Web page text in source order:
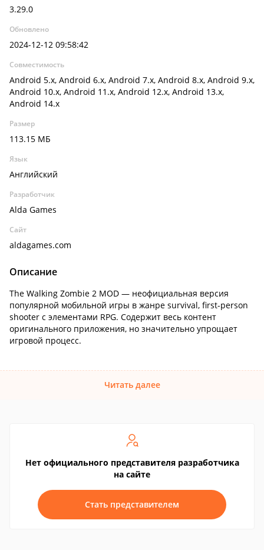
3.29.0
Обновлено
2024-12-12 09:58:42
Совместимость
Android 5.x, Android 6.x, Android 7.x, Android 8.x, Android 9.x,
Android 10.x, Android 11.x, Android 12.x, Android 13.x,
Android 14.x
Размер
113.15 МБ
Язык
Английский
Разработчик
Alda Games
Сайт
aldagames.com
Описание
The Walking Zombie 2 MOD — неофициальная версия
популярной мобильной игры в жанре survival, first-person
shooter с элементами RPG. Содержит весь контент
оригинального приложения, но значительно упрощает
игровой процесс.
Читать далее
Нет официального представителя разработчика
на сайте
Стать представителем